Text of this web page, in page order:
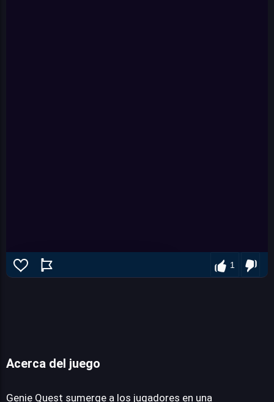
1
Acerca del juego
Genie Quest sumerge a los jugadores en una